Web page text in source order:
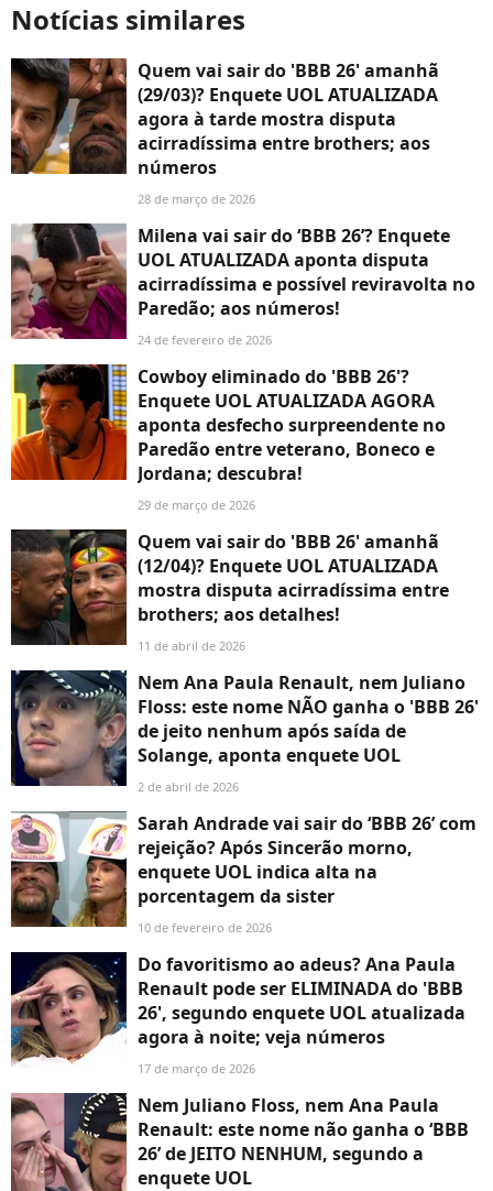
Notícias similares
Quem vai sair do 'BBB 26' amanhã
(29/03)? Enquete UOL ATUALIZADA
agora à tarde mostra disputa
acirradíssima entre brothers; aos
números
28 de março de 2026
Milena vai sair do ‘BBB 26’? Enquete
UOL ATUALIZADA aponta disputa
acirradíssima e possível reviravolta no
Paredão; aos números!
24 de fevereiro de 2026
Cowboy eliminado do 'BBB 26'?
Enquete UOL ATUALIZADA AGORA
aponta desfecho surpreendente no
Paredão entre veterano, Boneco e
Jordana; descubra!
29 de março de 2026
Quem vai sair do 'BBB 26' amanhã
(12/04)? Enquete UOL ATUALIZADA
mostra disputa acirradíssima entre
brothers; aos detalhes!
11 de abril de 2026
Nem Ana Paula Renault, nem Juliano
Floss: este nome NÃO ganha o 'BBB 26'
de jeito nenhum após saída de
Solange, aponta enquete UOL
2 de abril de 2026
Sarah Andrade vai sair do ‘BBB 26’ com
rejeição? Após Sincerão morno,
enquete UOL indica alta na
porcentagem da sister
10 de fevereiro de 2026
Do favoritismo ao adeus? Ana Paula
Renault pode ser ELIMINADA do 'BBB
26', segundo enquete UOL atualizada
agora à noite; veja números
17 de março de 2026
Nem Juliano Floss, nem Ana Paula
Renault: este nome não ganha o ‘BBB
26’ de JEITO NENHUM, segundo a
enquete UOL